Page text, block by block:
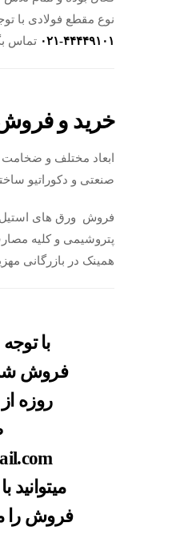
نوع مقطع فولادی با
۴۴۴۴۹۱۰۱-۰۲۱
تماس
خرید و
ابعاد مختلف و
صنعتی و دکوراتیو
پتروشیمی و کلیه
همینک در بازرگانی
با
فروش
فروش را